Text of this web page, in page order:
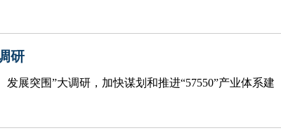
研
展突围”大调研，加快谋划和推进“57550”产业体系建